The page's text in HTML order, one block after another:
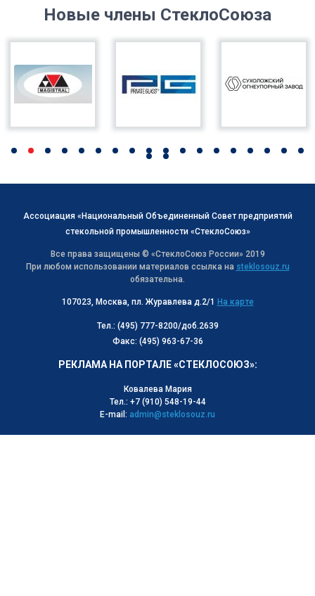
Новые члены СтеклоСоюза
Ассоциация «Национальный Объединенный Совет предприятий
стекольной промышленности «СтеклоСоюз»
Все права защищены © «СтеклоСоюз Роcсии» 2019
При любом использовании материалов ссылка на steklosouz.ru
обязательна.
107023, Москва, пл. Журавлева д.2/1 На карте
Тел.: (495) 777-8200/доб.2639
Факс: (495) 963-67-36
РЕКЛАМА НА ПОРТАЛЕ «СТЕКЛОСОЮЗ»:
Ковалева Мария
Тел.: +7 (910) 548-19-44
E-mail: admin@steklosouz.ru